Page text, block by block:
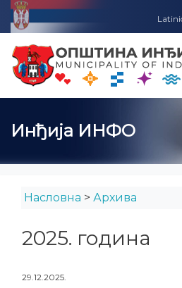
Инђија ИНФО
Насловна > Архива
2025. година
29.12.2025.